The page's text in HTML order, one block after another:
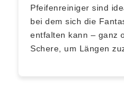
Pfeifenreiniger sind
bei dem sich die
entfalten kann – ganz
Schere, um Längen